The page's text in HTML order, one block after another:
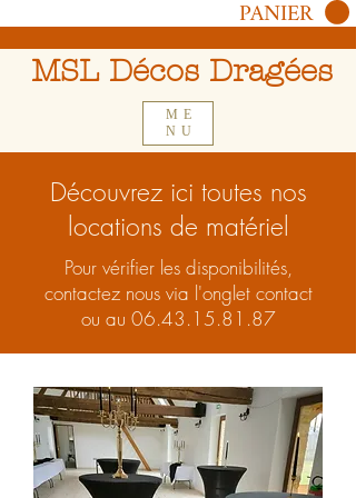
MSL Décos Dragées
ME
NU
PANIER
Découvrez ici toutes nos
locations de matériel
Pour vérifier les disponibilités,
contactez nous via l'onglet contact
ou au 06.43.15.81.87